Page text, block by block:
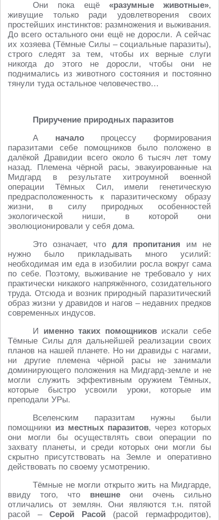
Они пока ещё «разумные животные»,
живущие только ради удовлетворения своих
простейших инстинктов: размножения и выживания.
До всего остального они ещё не доросли. А сейчас
их хозяева (Тёмные Силы – социальные паразиты),
строго следят за тем, чтобы их верные слуги
никогда до этого не доросли, чтобы они не
поднимались из животного состояния и постоянно
тянули туда остальное человечество…
Приручение природных паразитов
А началопроцессу формирования
паразитами себе помощников было положено в
далёкой Дравидии всего около 6 тысяч лет тому
назад. Племена чёрной расы, эвакуированные на
Мидгард в результате хитроумной военной
операции Тёмных Сил, имели генетическую
предрасположенность к паразитическому образу
жизни, в силу природных особенностей
экологической ниши, в которой они
эволюционировали у себя дома.
Это означает, что для пропитания им не
нужно было прикладывать много усилий:
необходимая им еда в изобилии росла вокруг сама
по себе. Поэтому, выживание не требовало у них
практически никакого напряжённого, созидательного
труда. Отсюда и возник природный паразитический
образ жизни у дравидов и нагов – недавних предков
современных индусов.
И именно таких помощниковискали себе
Тёмные Силы для дальнейшей реализации своих
планов на нашей планете. Но ни дравиды с нагами,
ни другие племена чёрной расы не занимали
доминирующего положения на Мидгард-земле и не
могли служить эффективным оружием Тёмных,
которые быстро усвоили уроки, которые им
преподали УРы.
Вселенским паразитам нужны были
помощники из местных паразитов, через которых
они могли бы осуществлять свои операции по
захвату планеты, и среди которых они могли бы
скрытно присутствовать на Земле и оперативно
действовать по своему усмотрению.
Тёмные не могли открыто жить на Мидгарде,
ввиду того, что внешнеони очень сильно
отличались от землян. Они являются т.н. пятой
расой – Серой Расой (расой гермафродитов),